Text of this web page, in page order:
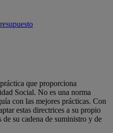
que proporciona
Social. No es una norma
con las mejores prácticas. Con
estas directrices a su propio
su cadena de suministro y de